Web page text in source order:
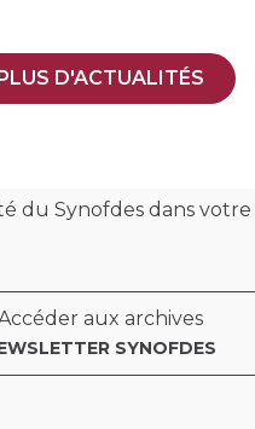
D'ACTUALITÉS
aux archives
SYNOFDES